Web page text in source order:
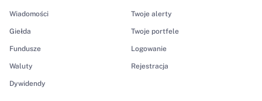
Wiadomości
Giełda
Fundusze
Waluty
Dywidendy
Twoje alerty
Twoje portfele
Logowanie
Rejestracja